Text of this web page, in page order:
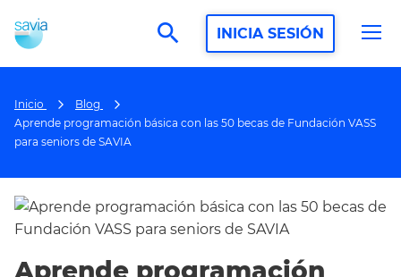
search INICIA SESIÓN
Inicio
Blog
Aprende programación básica con las 50 becas de Fundación VASS
para seniors de SAVIA